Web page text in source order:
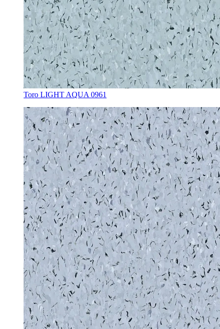
Toro LIGHT AQUA 0961